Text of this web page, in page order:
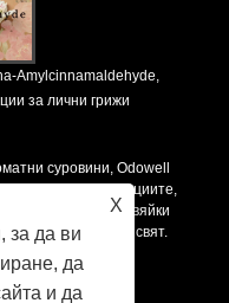
Amylcinnamaldehyde,
за лични грижи
суровини, Odowell
към иновациите,
предоставяйки
по целия свят.
X
за да ви
да
и да